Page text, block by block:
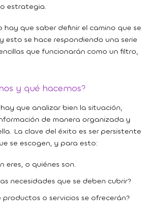
estrategia.
hay que saber definir el camino que se
esto se hace respondiendo una serie
que funcionarán como un filtro,
y qué hacemos?
hay que analizar bien la situación,
de manera organizada y
La clave del éxito es ser persistente
se escogen, y para esto:
eres, o quiénes son.
necesidades que se deben cubrir?
productos o servicios se ofrecerán?